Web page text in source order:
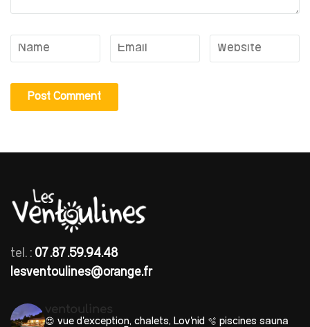
tel. : 07.87.59.94.48
lesventoulines@orange.fr
ventoulines
😍 vue d'exception, chalets, Lov'nid 🫧 piscines sauna